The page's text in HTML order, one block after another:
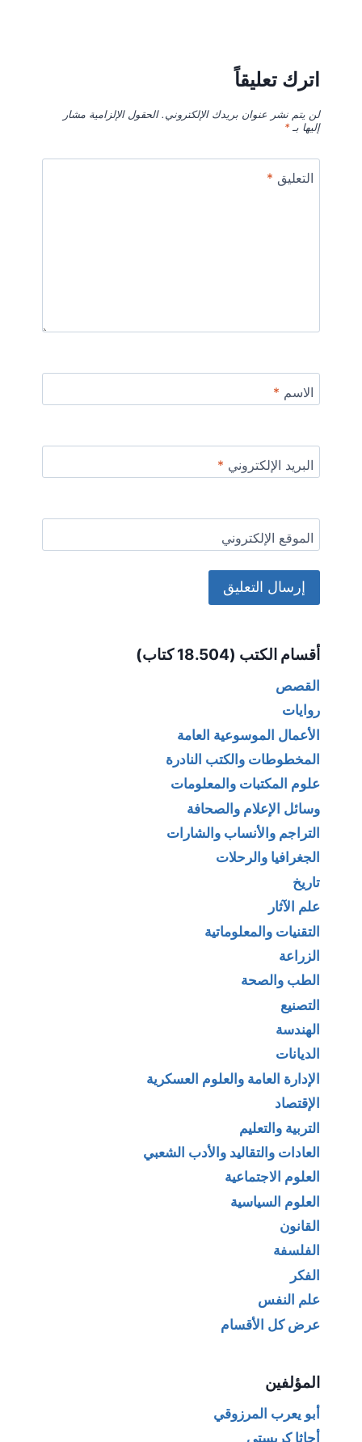
اترك تعليقاً
لن يتم نشر عنوان بريدك الإلكتروني. الحقول الإلزامية مشار
إليها بـ*
التعليق *
الاسم *
البريد الإلكتروني *
الموقع الإلكتروني
أقسام الكتب (18.504 كتاب)
القصص
روايات
الأعمال الموسوعية العامة
المخطوطات والكتب النادرة
علوم المكتبات والمعلومات
وسائل الإعلام والصحافة
التراجم والأنساب والشارات
الجغرافيا والرحلات
تاريخ
علم الآثار
التقنيات والمعلوماتية
الزراعة
الطب والصحة
التصنيع
الهندسة
الديانات
الإدارة العامة والعلوم العسكرية
الإقتصاد
التربية والتعليم
العادات والتقاليد والأدب الشعبي
العلوم الاجتماعية
العلوم السياسية
القانون
الفلسفة
الفكر
علم النفس
عرض كل الأقسام
المؤلفين
أبو يعرب المرزوقي
أجاثا كريستي